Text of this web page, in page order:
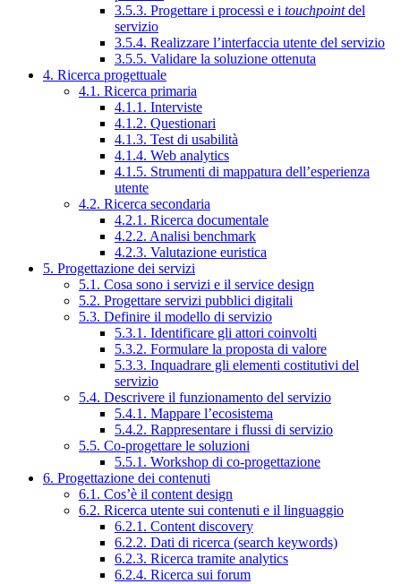
3.5.3. Progettare i processi e i touchpointdel
servizio
3.5.4. Realizzare l’interfaccia utente del servizio
3.5.5. Validare la soluzione ottenuta
4. Ricerca progettuale
4.1. Ricerca primaria
4.1.1. Interviste
4.1.2. Questionari
4.1.3. Test di usabilità
4.1.4. Web analytics
4.1.5. Strumenti di mappatura dell’esperienza
utente
4.2. Ricerca secondaria
4.2.1. Ricerca documentale
4.2.2. Analisi benchmark
4.2.3. Valutazione euristica
5. Progettazione dei servizi
5.1. Cosa sono i servizi e il service design
5.2. Progettare servizi pubblici digitali
5.3. Definire il modello di servizio
5.3.1. Identificare gli attori coinvolti
5.3.2. Formulare la proposta di valore
5.3.3. Inquadrare gli elementi costitutivi del
servizio
5.4. Descrivere il funzionamento del servizio
5.4.1. Mappare l’ecosistema
5.4.2. Rappresentare i flussi di servizio
5.5. Co-progettare le soluzioni
5.5.1. Workshop di co-progettazione
6. Progettazione dei contenuti
6.1. Cos’è il content design
6.2. Ricerca utente sui contenuti e il linguaggio
6.2.1. Content discovery
6.2.2. Dati di ricerca (search keywords)
6.2.3. Ricerca tramite analytics
6.2.4. Ricerca sui forum